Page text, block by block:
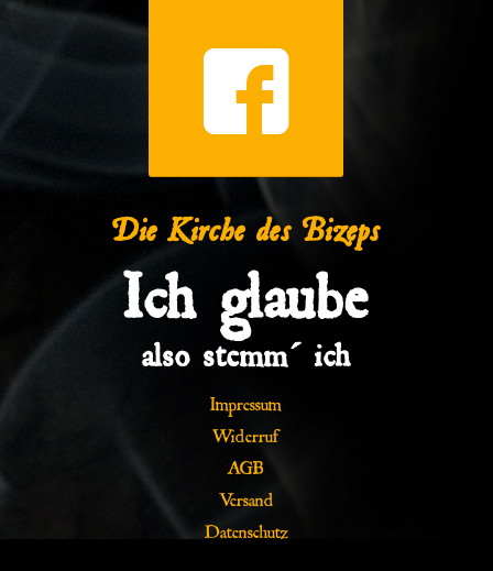
Die Kirche des Bizeps
Ich glaube
also stemm´ ich
Impressum
Widerruf
AGB
Versand
Datenschutz